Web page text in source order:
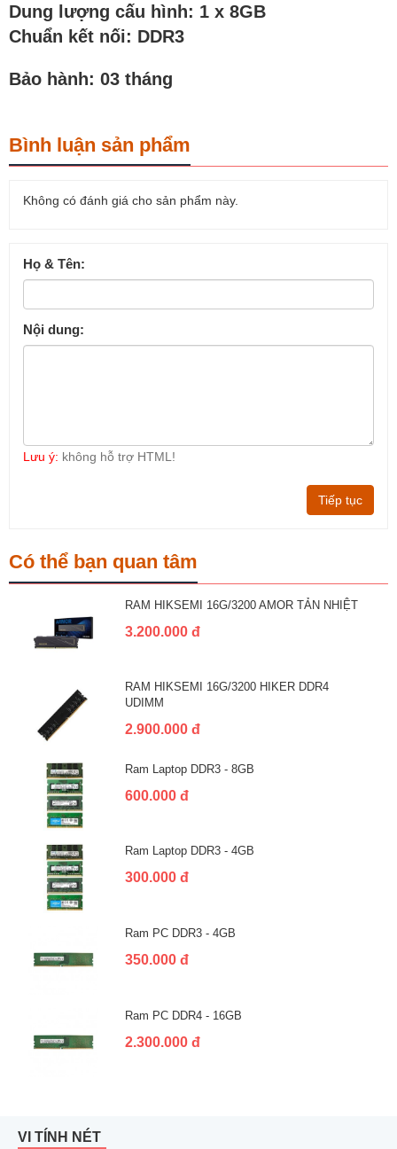
Dung lượng cấu hình: 1 x 8GB
Chuẩn kết nối: DDR3
Bảo hành: 03 tháng
Bình luận sản phẩm
Không có đánh giá cho sản phẩm này.
Họ & Tên:
Nội dung:
Lưu ý: không hỗ trợ HTML!
Tiếp tục
Có thể bạn quan tâm
RAM HIKSEMI 16G/3200 AMOR TẢN NHIỆT
3.200.000 đ
RAM HIKSEMI 16G/3200 HIKER DDR4
UDIMM
2.900.000 đ
Ram Laptop DDR3 - 8GB
600.000 đ
Ram Laptop DDR3 - 4GB
300.000 đ
Ram PC DDR3 - 4GB
350.000 đ
Ram PC DDR4 - 16GB
2.300.000 đ
VI TÍNH NÉT